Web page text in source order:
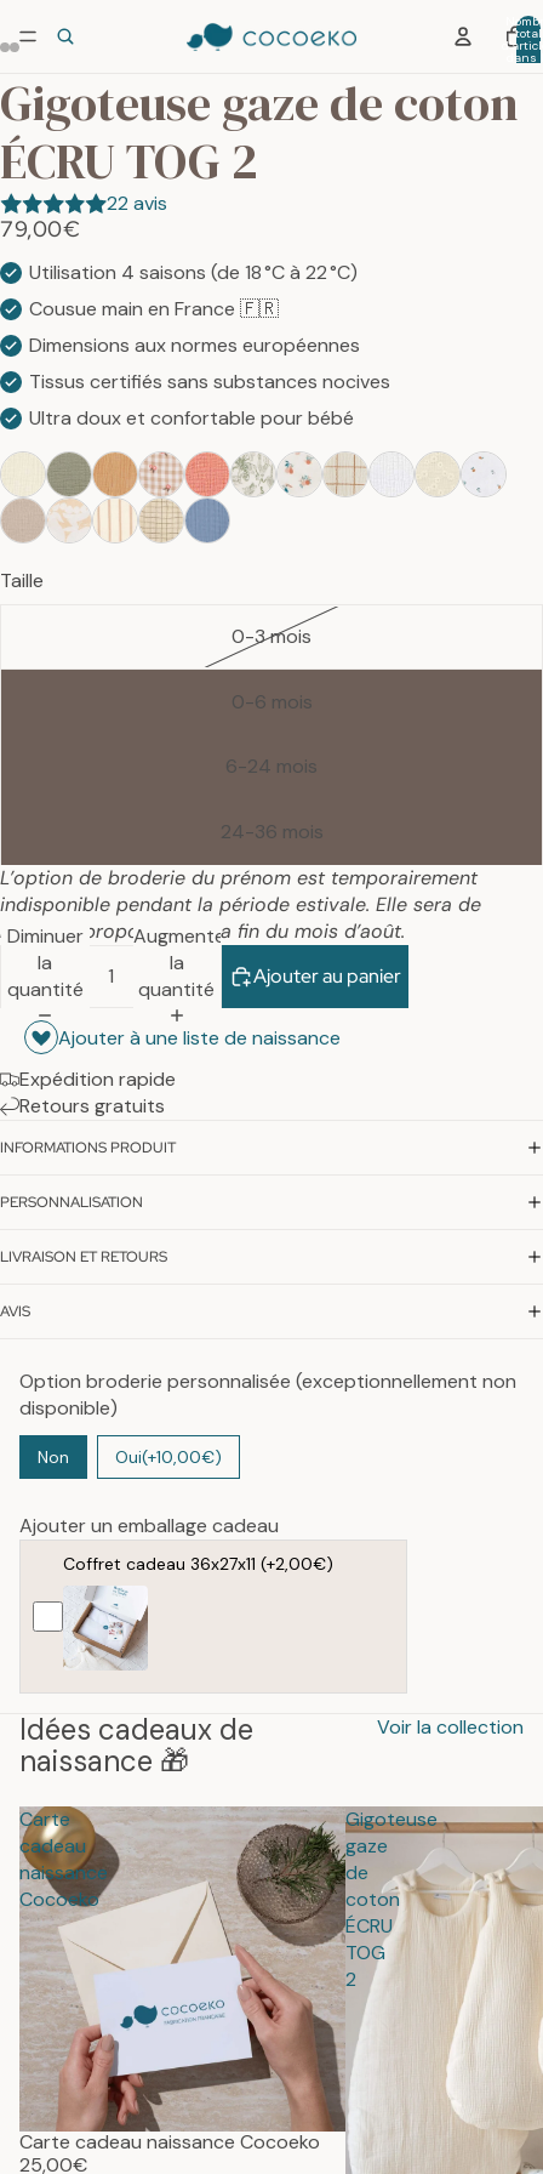
total
dans
Gigoteuse gaze de coton
ÉCRU TOG 2
22 avis
79,00€
Utilisation 4 saisons (de 18 °C à 22 °C)
Cousue main en France 🇫🇷
Dimensions aux normes européennes
Tissus certifiés sans substances nocives
Ultra doux et confortable pour bébé
Taille
0-3 mois
0-6 mois
6-24 mois
24-36 mois
L’option de broderie du prénom est temporairement
indisponible pendant la période estivale. Elle sera de
nouveau proposée dès la fin du mois d’août.
Diminuer
la
quantité
Augmenter
la
quantité
Ajouter au panier
Ajouter à une liste de naissance
Expédition rapide
Retours gratuits
INFORMATIONS PRODUIT
PERSONNALISATION
LIVRAISON ET RETOURS
AVIS
Option broderie personnalisée (exceptionnellement non
disponible)
Non Oui(+10,00€)
Ajouter un emballage cadeau
Coffret cadeau 36x27x11 (+2,00€)
Idées cadeaux de
naissance 🎁
Voir la collection
Carte
cadeau
naissance
Cocoeko
Carte cadeau naissance Cocoeko
25,00€
Gigoteuse
gaze
de
coton
ÉCRU
TOG
2